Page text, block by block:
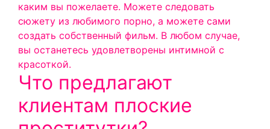
каким вы пожелаете. Можете следовать
сюжету из любимого порно, а можете сами
создать собственный фильм. В любом случае,
вы останетесь удовлетворены интимной с
красоткой.
Что предлагают
клиентам плоские